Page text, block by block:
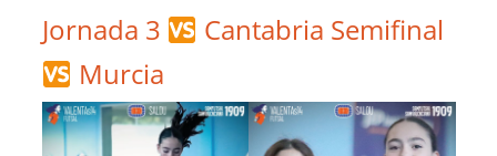
Jornada 3
Cantabria Semifinal
Murcia